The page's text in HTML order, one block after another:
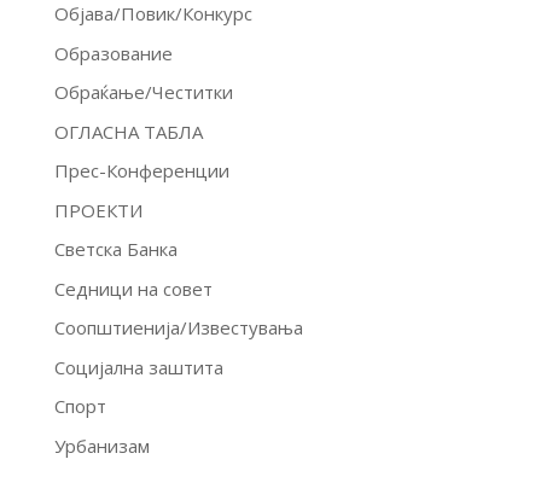
Објава/Повик/Конкурс
Образование
Обраќање/Честитки
ОГЛАСНА ТАБЛА
Прес-Конференции
ПРОЕКТИ
Светска Банка
Седници на совет
Соопштиенија/Известувања
Социјална заштита
Спорт
Урбанизам